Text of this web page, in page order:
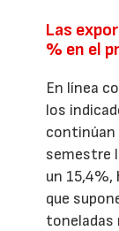
Las
% en el
En línea
los
continúan
semestre
un 15,4%,
que
toneladas